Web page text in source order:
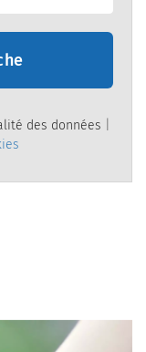
des données